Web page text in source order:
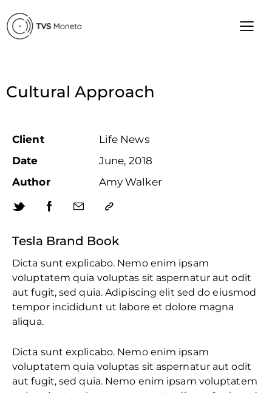
Cultural Approach
Client
Life News
Date
June, 2018
Author
Amy Walker
Tesla Brand Book
Dicta sunt explicabo. Nemo enim ipsam
voluptatem quia voluptas sit aspernatur aut odit
aut fugit, sed quia. Adipiscing elit sed do eiusmod
tempor incididunt ut labore et dolore magna
aliqua.
Dicta sunt explicabo. Nemo enim ipsam
voluptatem quia voluptas sit aspernatur aut odit
aut fugit, sed quia. Nemo enim ipsam voluptatem